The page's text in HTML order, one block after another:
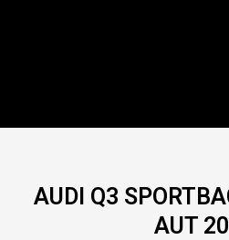
AUDI Q3
AUT